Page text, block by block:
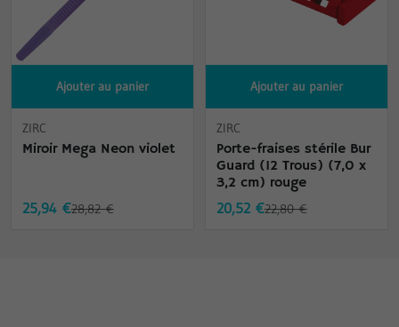
Ajouter au panier
ZIRC
Miroir Mega Neon violet
25,94 €28,82 €
Ajouter au panier
ZIRC
Porte-fraises stérile Bur
Guard (12 Trous) (7,0 x
3,2 cm) rouge
20,52 €22,80 €